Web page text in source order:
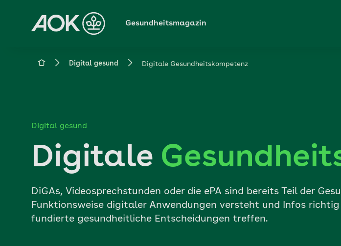
Hauptinhalt
springen
Gesundheitsmagazin
Magazin Digital gesund Digitale Gesundheitskompetenz
Digital gesund
Digitale
DiGAs, Videosprechstunden oder die ePA sind bereits Teil der
Funktionsweise digitaler Anwendungen versteht und Infos
fundierte gesundheitliche Entscheidungen treffen.